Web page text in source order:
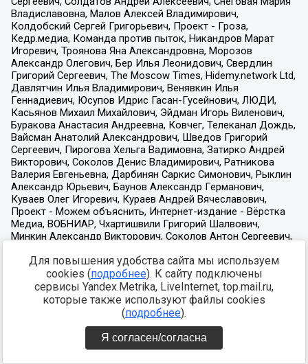
Для повышения удобства сайта мы используем
cookies (подробнее). К сайту подключены
сервисы Yandex.Metrika, LiveInternet, top.mail.ru,
которые также используют файлы cookies
(подробнее).
Я согласен/согласна